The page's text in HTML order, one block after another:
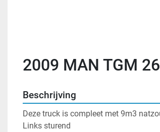
2009 MAN TGM
Beschrijving
Deze truck is compleet met 9m3
Links sturend